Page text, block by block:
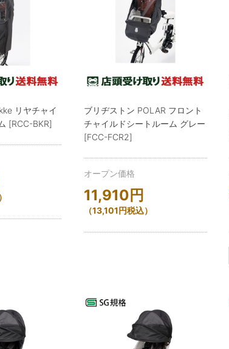
リヤチャイ
[RCC-BKR]
ブリヂストン POLAR フロント
チャイルドシートルーム グレー
[FCC-FCR2]
オープン価格
11,910 円
（13,101円税込）